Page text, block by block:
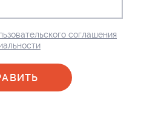
соглашения